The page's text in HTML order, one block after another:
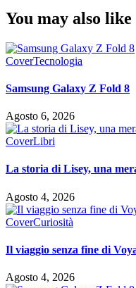
You may also like
CoverTecnologia
Samsung Galaxy Z Fold 8
Agosto 6, 2026
CoverLibri
La storia di Lisey, una
Agosto 4, 2026
CoverCuriosità
Il viaggio senza fine di
Agosto 4, 2026